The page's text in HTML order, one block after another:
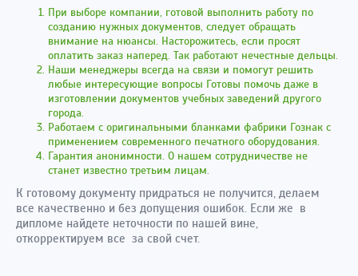
При выборе компании, готовой выполнить работу по
созданию нужных документов, следует обращать
внимание на нюансы. Насторожитесь, если просят
оплатить заказ наперед. Так работают нечестные дельцы.
Наши менеджеры всегда на связи и помогут решить
любые интересующие вопросы Готовы помочь даже в
изготовлении документов учебных заведений другого
города.
Работаем с оригинальными бланками фабрики Гознак с
применением современного печатного оборудования.
Гарантия анонимности. О нашем сотрудничестве не
станет известно третьим лицам.
К готовому документу придраться не получится, делаем
все качественно и без допущения ошибок. Если же в
дипломе найдете неточности по нашей вине,
откорректируем все за свой счет.